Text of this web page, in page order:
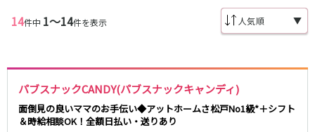
14件中 1〜14件を表示 ▼
パブスナックCANDY(パブスナックキャンディ)
面倒見の良いママのお手伝い◆アットホームさ松戸No1級*＋シフト
＆時給相談OK！全額日払い・送りあり
五反田
八王子
練馬
六本木
品川・大井町・大森
秋葉原
中野
恵比寿
葛西
東新宿駅
両国駅
東中野駅
飯田橋駅